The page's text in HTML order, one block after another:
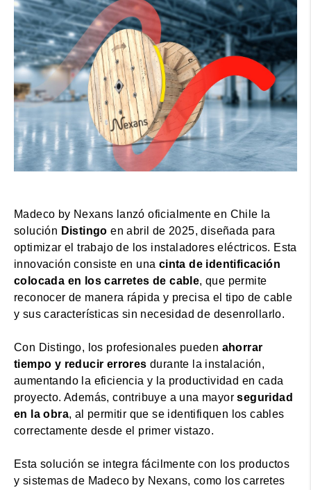
Madeco by Nexans lanzó oficialmente en Chile la
solución Distingoen abril de 2025, diseñada para
optimizar el trabajo de los instaladores eléctricos. Esta
innovación consiste en una cinta de identificación
colocada en los carretes de cable, que permite
reconocer de manera rápida y precisa el tipo de cable
y sus características sin necesidad de desenrollarlo.
Con Distingo, los profesionales pueden ahorrar
tiempo y reducir errores durante la instalación,
aumentando la eficiencia y la productividad en cada
proyecto. Además, contribuye a una mayorseguridad
en la obra, al permitir que se identifiquen los cables
correctamente desde el primer vistazo.
Esta solución se integra fácilmente con los productos
y sistemas de Madeco by Nexans, como los carretes